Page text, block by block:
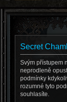
Secret
Svým přístupem
neprodleně
podmínky
rozumné tyto
souhlasíte.